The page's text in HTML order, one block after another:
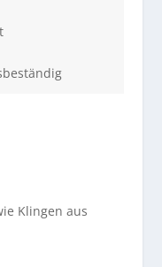
Klingen aus